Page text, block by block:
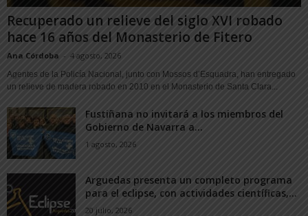
Recuperado un relieve del siglo XVI robado
hace 16 años del Monasterio de Fitero
Ana Córdoba - 4 agosto, 2026
Agentes de la Policía Nacional, junto con Mossos d’Esquadra, han entregado
un relieve de madera robado en 2010 en el Monasterio de Santa Clara...
Fustiñana no invitará a los miembros del
Gobierno de Navarra a...
1 agosto, 2026
Arguedas presenta un completo programa
para el eclipse, con actividades científicas,...
20 julio, 2026